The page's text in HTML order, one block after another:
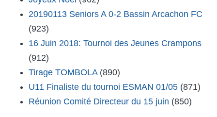
20190113 Seniors A 0-2 Bassin Arcachon FC
(923)
16 Juin 2018: Tournoi des Jeunes Crampons
(912)
Tirage TOMBOLA (890)
U11 Finaliste du tournoi ESMAN 01/05 (871)
Réunion Comité Directeur du 15 juin (850)